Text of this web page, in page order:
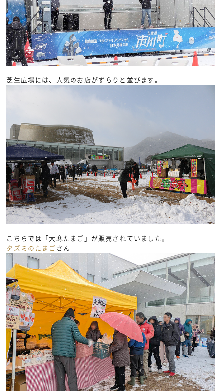
芝生広場には、人気のお店がずらりと並びます。
こちらでは「大寒たまご」が販売されていました。
タズミのたまご さん